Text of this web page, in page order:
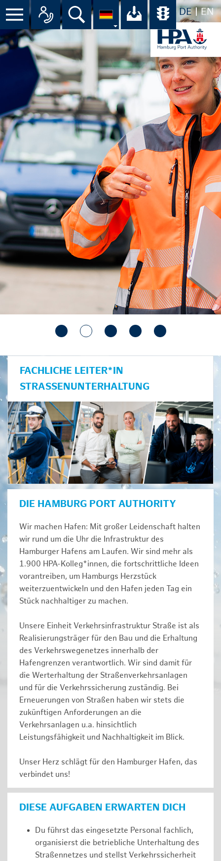
DE EN
Menü Alle Ansprechpartner im
Suche Ihr Download-
FACHLICHE LEITER*IN
STRASSENUNTERHALTUNG
DIE HAMBURG PORT AUTHORITY
Wir machen Hafen: Mit großer Leidenschaft halten
wir rund um die Uhr die Infrastruktur des
Hamburger Hafens am Laufen. Wir sind mehr als
1.900 HPA-Kolleg*innen, die fortschrittliche Ideen
vorantreiben, um Hamburgs Herzstück
weiterzuentwickeln und den Hafen jeden Tag ein
Stück nachhaltiger zu machen.
Unsere Einheit Verkehrsinfrastruktur Straße ist als
Realisierungsträger für den Bau und die Erhaltung
des Verkehrswegenetzes innerhalb der
Hafengrenzen verantwortlich. Wir sind damit für
die Werterhaltung der Straßenverkehrsanlagen
und für die Verkehrssicherung zuständig. Bei
Erneuerungen von Straßen haben wir stets die
zukünftigen Anforderungen an die
Verkehrsanlagen u.a. hinsichtlich
Leistungsfähigkeit und Nachhaltigkeit im Blick.
Unser Herz schlägt für den Hamburger Hafen, das
verbindet uns!
DIESE AUFGABEN ERWARTEN DICH
Du führst das eingesetzte Personal fachlich,
organisierst die betriebliche Unterhaltung des
Straßennetzes und stellst Verkehrssicherheit